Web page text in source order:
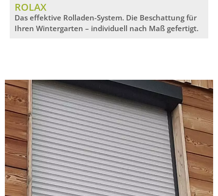
ROLAX
Das effektive Rolladen-System. Die Beschattung für
Ihren Wintergarten – individuell nach Maß gefertigt.